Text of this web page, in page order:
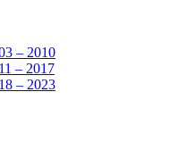
– 2010
– 2017
– 2023